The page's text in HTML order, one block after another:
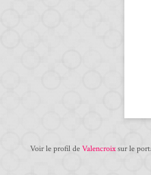
Voir le profil de Valencroixsur le